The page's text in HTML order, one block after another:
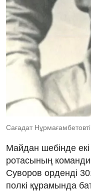
Сағадат
Майдан шебінде
ротасының
Суворов орденді
полкі құрамында